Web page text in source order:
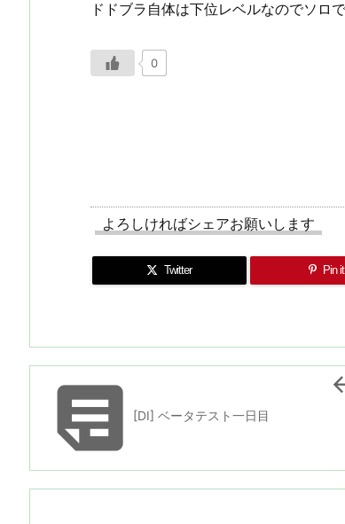
ドドブラ自体は下位レベルなのでソロ
0
よろしければシェアお願いします
Twitter Pin it
[DI] ベータテスト一日目